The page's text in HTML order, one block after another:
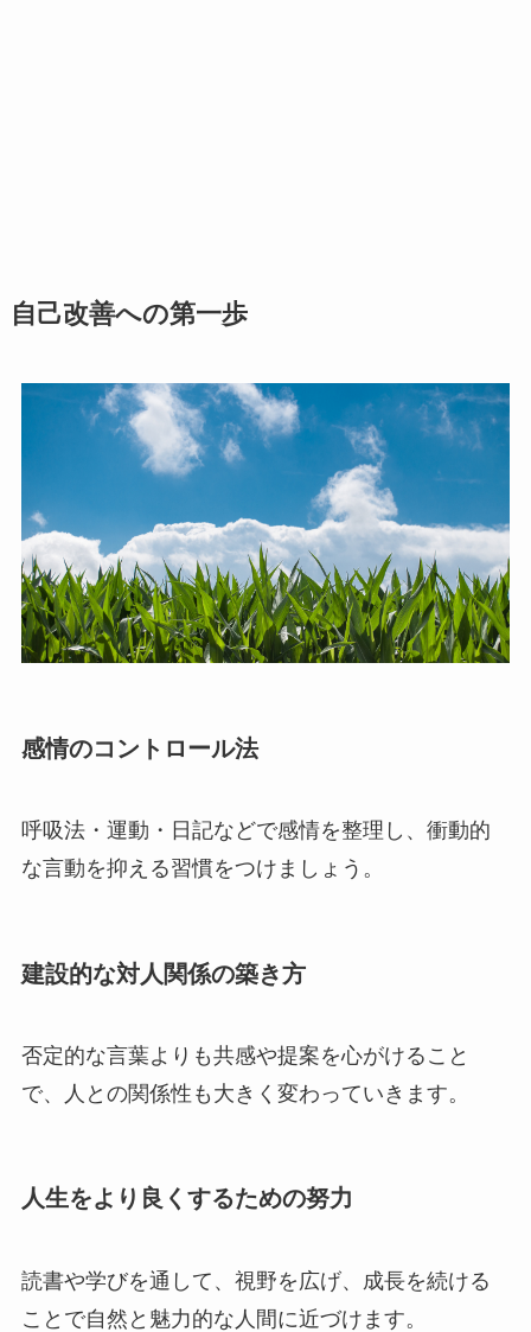
自己改善への第一歩
感情のコントロール法
呼吸法・運動・日記などで感情を整理し、衝動的
な言動を抑える習慣をつけましょう。
建設的な対人関係の築き方
否定的な言葉よりも共感や提案を心がけること
で、人との関係性も大きく変わっていきます。
人生をより良くするための努力
読書や学びを通して、視野を広げ、成長を続ける
ことで自然と魅力的な人間に近づけます。